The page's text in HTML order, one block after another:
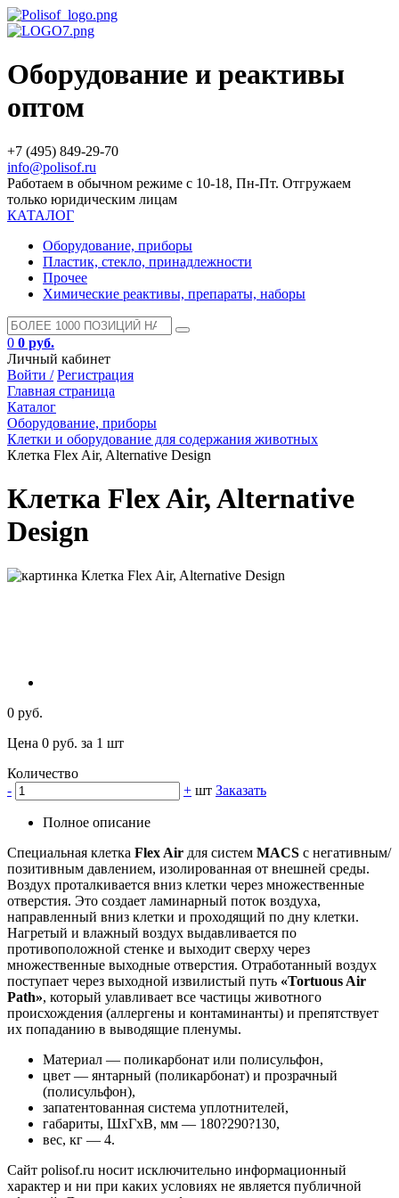
Оборудование и реактивы
оптом
+7 (495) 849-29-70
info@polisof.ru
Работаем в обычном режиме с 10-18, Пн-Пт. Отгружаем
только юридическим лицам
КАТАЛОГ
Оборудование, приборы
Пластик, стекло, принадлежности
Прочее
Химические реактивы, препараты, наборы
0 0 руб.
Личный кабинет
Войти / Регистрация
Главная страница
Каталог
Оборудование, приборы
Клетки и оборудование для содержания животных
Клетка Flex Air, Alternative Design
Клетка Flex Air, Alternative
Design
0 руб.
Цена 0 руб. за 1 шт
Количество
-
+ шт Заказать
Полное описание
Cпециальная клетка Flex Air для систем MACS с негативным/
позитивным давлением, изолированная от внешней среды.
Воздух проталкивается вниз клетки через множественные
отверстия. Это создает ламинарный поток воздуха,
направленный вниз клетки и проходящий по дну клетки.
Нагретый и влажный воздух выдавливается по
противоположной стенке и выходит сверху через
множественные выходные отверстия. Отработанный воздух
поступает через выходной извилистый путь «Tortuous Air
Path», который улавливает все частицы животного
происхождения (аллергены и контаминанты) и препятствует
их попаданию в выводящие пленумы.
Материал — поликарбонат или полисульфон,
цвет — янтарный (поликарбонат) и прозрачный
(полисульфон),
запатентованная система уплотнителей,
габариты, ШхГхВ, мм — 180?290?130,
вес, кг — 4.
Сайт polisof.ru носит исключительно информационный
характер и ни при каких условиях не является публичной